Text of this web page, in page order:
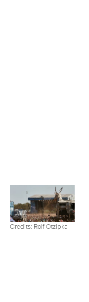
Credits: Rolf Otzipka